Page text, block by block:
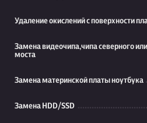
Удаление окислений с поверхности
Замена видеочипа,чипа северного
моста
Замена материнской платы ноутбука
Замена HDD/SSD